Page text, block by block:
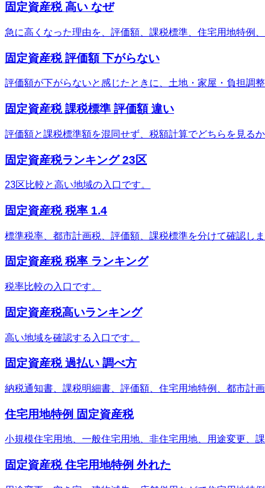
固定資産税 高い なぜ
急に高くなった理由を、評価額、課税標準、住宅用地特例
固定資産税 評価額 下がらない
評価額が下がらないと感じたときに、土地・家屋・負担調
固定資産税 課税標準 評価額 違い
評価額と課税標準額を混同せず、税額計算でどちらを見るか
固定資産税ランキング 23区
23区比較と高い地域の入口です。
固定資産税 税率 1.4
標準税率、都市計画税、評価額、課税標準を分けて確認しま
固定資産税 税率 ランキング
税率比較の入口です。
固定資産税高いランキング
高い地域を確認する入口です。
固定資産税 過払い 調べ方
納税通知書、課税明細書、評価額、住宅用地特例、都市計
住宅用地特例 固定資産税
小規模住宅用地、一般住宅用地、非住宅用地、用途変更、
固定資産税 住宅用地特例 外れた